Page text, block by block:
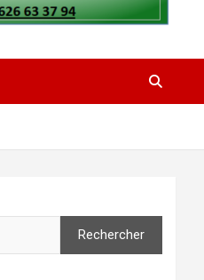
Rechercher